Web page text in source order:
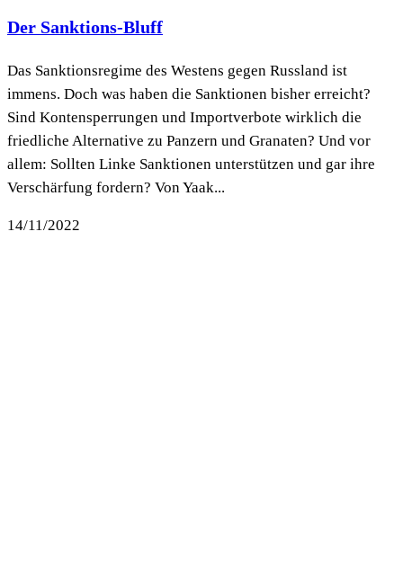
Der Sanktions-Bluff
Das Sanktionsregime des Westens gegen Russland ist
immens. Doch was haben die Sanktionen bisher erreicht?
Sind Kontensperrungen und Importverbote wirklich die
friedliche Alternative zu Panzern und Granaten? Und vor
allem: Sollten Linke Sanktionen unterstützen und gar ihre
Verschärfung fordern? Von Yaak...
14/11/2022